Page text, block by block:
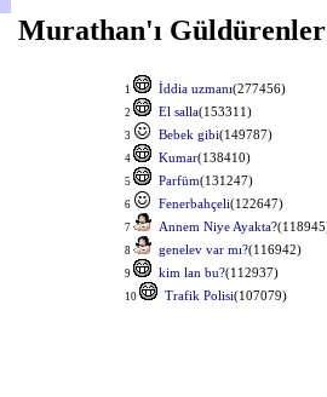
Murathan'ı
1 İddia uzmanı(277456)
2 El salla(153311)
3 Bebek gibi(149787)
4 Kumar(138410)
5 Parfüm(131247)
6 Fenerbahçeli(122647)
7 Annem Niye Ayakta?
8 genelev var mı?(116942)
9 kim lan bu?(112937)
10 Trafik Polisi(107079)